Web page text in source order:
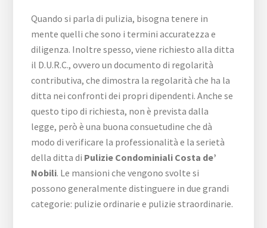
Quando si parla di pulizia, bisogna tenere in
mente quelli che sono i termini accuratezza e
diligenza. Inoltre spesso, viene richiesto alla ditta
il D.U.R.C., ovvero un documento di regolarità
contributiva, che dimostra la regolarità che ha la
ditta nei confronti dei propri dipendenti. Anche se
questo tipo di richiesta, non è prevista dalla
legge, però è una buona consuetudine che dà
modo di verificare la professionalità e la serietà
della ditta di Pulizie Condominiali Costa de’
Nobili. Le mansioni che vengono svolte si
possono generalmente distinguere in due grandi
categorie: pulizie ordinarie e pulizie straordinarie.